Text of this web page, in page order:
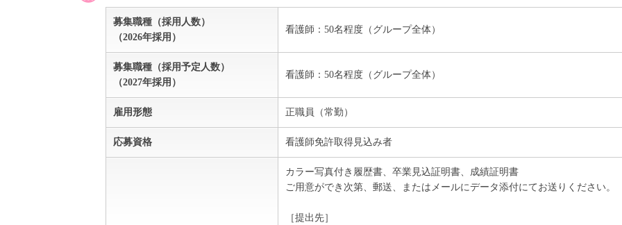
募集職種（採用人数）
（2026年採用）
看護師：50名程度（グループ全体）
募集職種（採用予定人数）
（2027年採用）
看護師：50名程度（グループ全体）
雇用形態 正職員（常勤）
応募資格 看護師免許取得見込み者
カラー写真付き履歴書、卒業見込証明書、成績証明書
ご用意ができ次第、郵送、またはメールにデータ添付にてお送りください。
［提出先］